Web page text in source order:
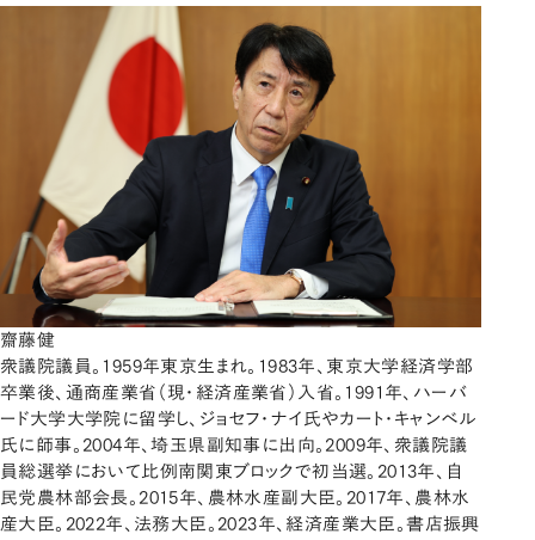
齋藤健
衆議院議員。1959年東京生まれ。1983年、東京大学経済学部
卒業後、通商産業省（現・経済産業省）入省。1991年、ハーバ
ード大学大学院に留学し、ジョセフ・ナイ氏やカート・キャンベル
氏に師事。2004年、埼玉県副知事に出向。2009年、衆議院議
員総選挙において比例南関東ブロックで初当選。2013年、自
民党農林部会長。2015年、農林水産副大臣。2017年、農林水
産大臣。2022年、法務大臣。2023年、経済産業大臣。書店振興